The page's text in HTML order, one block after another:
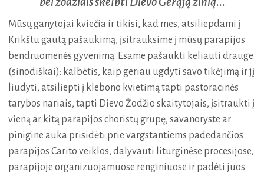
Mūsų ganytojai kviečia ir tikisi, kad mes, atsiliepdami į
Krikštu gautą pašaukimą, įsitrauksime į mūsų parapijos
bendruomenės gyvenimą. Esame pašaukti keliauti drauge
(sinodiškai): kalbėtis, kaip geriau ugdyti savo tikėjimą ir jį
liudyti, atsiliepti į klebono kvietimą tapti pastoracinės
tarybos nariais, tapti Dievo Žodžio skaitytojais, įsitraukti į
vieną ar kitą parapijos choristų grupę, savanoryste ar
pinigine auka prisidėti prie vargstantiems padedančios
parapijos Carito veiklos, dalyvauti liturginėse procesijose,
parapijoje organizuojamuose renginiuose ir padėti juos